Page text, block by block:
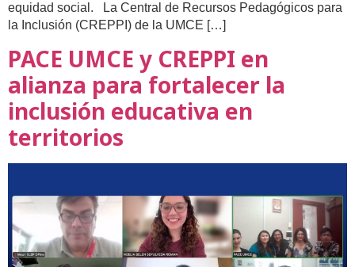
equidad social. La Central de Recursos Pedagógicos para
la Inclusión (CREPPI) de la UMCE […]
PACE UMCE y CREPPI en
alianza para fortalecer la
inclusión educativa en
territorios